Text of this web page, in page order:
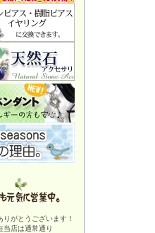
りがとうございます！
当店は通常通り